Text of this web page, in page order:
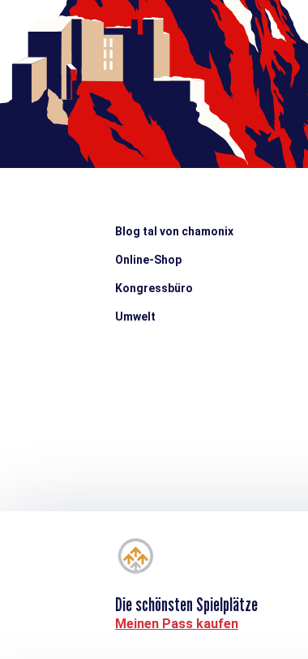
Blog tal von chamonix
Online-Shop
Kongressbüro
Umwelt
Die schönsten Spielplätze
Meinen Pass kaufen